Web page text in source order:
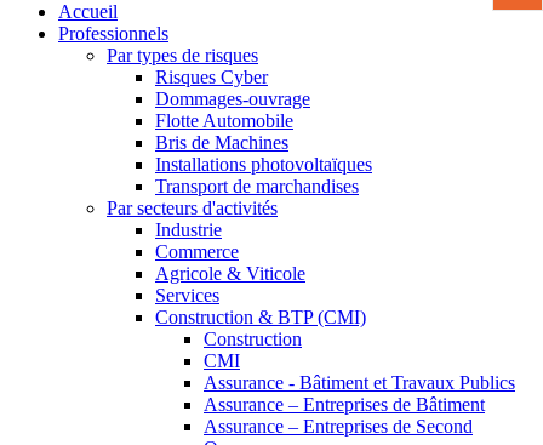
Accueil
Professionnels
Par types de risques
Risques Cyber
Dommages-ouvrage
Flotte Automobile
Bris de Machines
Installations photovoltaïques
Transport de marchandises
Par secteurs d'activités
Industrie
Commerce
Agricole & Viticole
Services
Construction & BTP (CMI)
Construction
CMI
Assurance - Bâtiment et Travaux Publics
Assurance – Entreprises de Bâtiment
Assurance – Entreprises de Second